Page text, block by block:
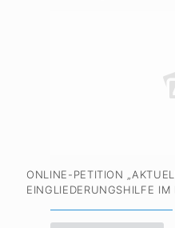
ONLINE-PETITION
EINGLIEDERUNGSHILFE